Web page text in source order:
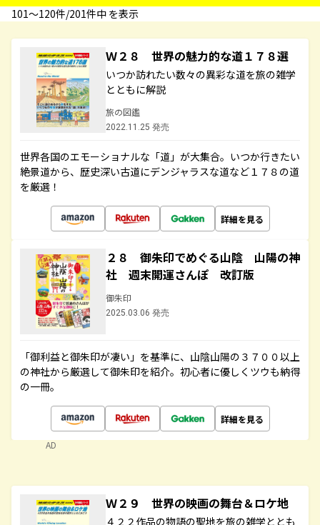
101〜120件/201件中 を表示
Ｗ２８ 世界の魅力的な道１７８選
いつか訪れたい数々の異彩な道を旅の雑学
とともに解説
旅の図鑑
2022.11.25 発売
世界各国のエモーショナルな「道」が大集合。いつか行きたい
絶景道から、歴史深い古道にデンジャラスな道など１７８の道
を厳選！
詳細を見る
２８ 御朱印でめぐる山陰 山陽の神
社 週末開運さんぽ 改訂版
御朱印
2025.03.06 発売
「御利益と御朱印が凄い」を基準に、山陰山陽の３７００以上
の神社から厳選して御朱印を紹介。初心者に優しくツウも納得
の一冊。
詳細を見る
AD
Ｗ２９ 世界の映画の舞台＆ロケ地
４２２作品の物語の聖地を旅の雑学ととも